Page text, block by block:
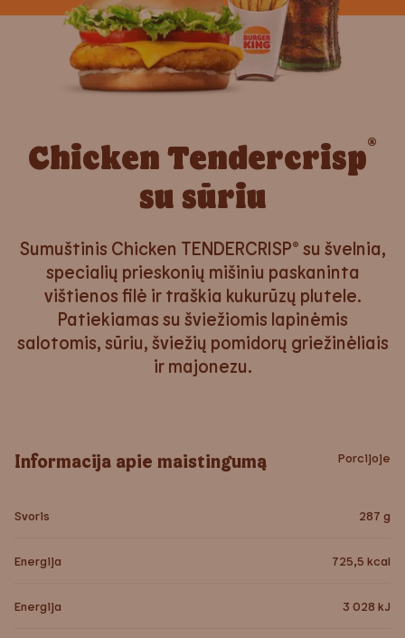
Chicken Tendercrisp®
su sūriu
Sumuštinis Chicken TENDERCRISP® su švelnia,
specialių prieskonių mišiniu paskaninta
vištienos filė ir traškia kukurūzų plutele.
Patiekiamas su šviežiomis lapinėmis
salotomis, sūriu, šviežių pomidorų griežinėliais
ir majonezu.
Informacija apie maistingumą Porcijoje
Svoris 287 g
Energija 725,5 kcal
Energija 3 028 kJ